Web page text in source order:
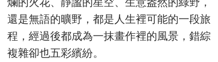
還是無語的曠野，都是人生裡可能的一段旅
程，經過後都成為一抹畫作裡的風景，錯綜
複雜卻也五彩繽紛。